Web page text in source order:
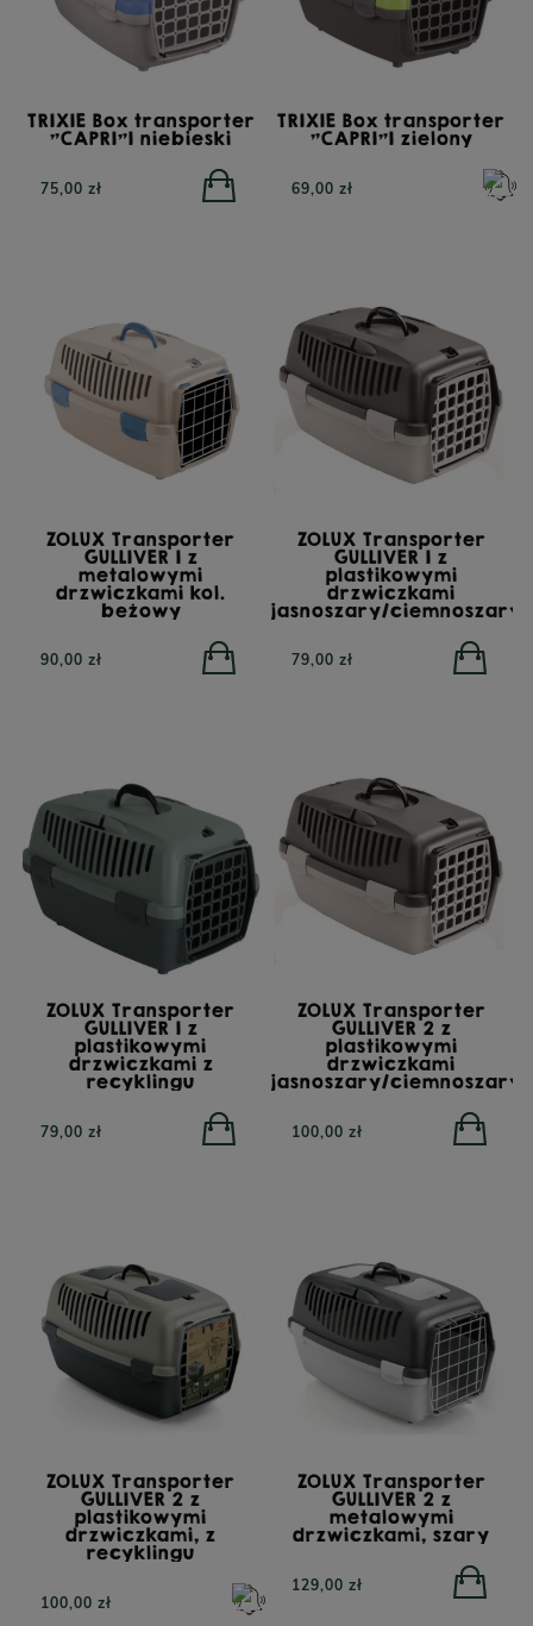
TRIXIE Box transporter
"CAPRI"1 niebieski
75,00 zł
TRIXIE Box transporter
"CAPRI"1 zielony
69,00 zł
ZOLUX Transporter
GULLIVER 1 z
metalowymi
drzwiczkami kol.
beżowy
90,00 zł
ZOLUX Transporter
GULLIVER 1 z
plastikowymi
drzwiczkami
jasnoszary/ciemnoszary
79,00 zł
ZOLUX Transporter
GULLIVER 1 z
plastikowymi
drzwiczkami z
recyklingu
79,00 zł
ZOLUX Transporter
GULLIVER 2 z
plastikowymi
drzwiczkami
jasnoszary/ciemnoszary
100,00 zł
ZOLUX Transporter
GULLIVER 2 z
plastikowymi
drzwiczkami, z
recyklingu
100,00 zł
ZOLUX Transporter
GULLIVER 2 z
metalowymi
drzwiczkami, szary
129,00 zł